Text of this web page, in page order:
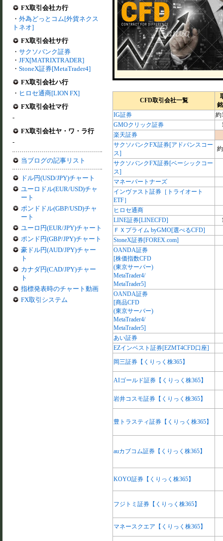
FX取引会社カ行
・ 外為どっとコム[外貨ネクス
トネオ]
FX取引会社サ行
・ サクソバンク証券
・ JFX[MATRIXTRADER]
・ StoneX証券[MetaTrader4]
FX取引会社ハ行
・ ヒロセ通商[LION FX]
FX取引会社マ行
-
FX取引会社ヤ・ワ・ラ行
-
当ブログの記事リスト
ドル円(USD/JPY)チャート
ユーロドル(EUR/USD)チャ
ート
ポンドドル(GBP/USD)チャ
ート
ユーロ円(EUR/JPY)チャート
ポンド円(GBP/JPY)チャート
豪ドル円(AUD/JPY)チャー
ト
カナダ円(CAD/JPY)チャー
ト
指標発表時のチャート動画
FX取引システム
CFD取引会社一覧
IG証券
約
GMOクリック証券
楽天証券
サクソバンクFX証券[アドバンスコー
ス]
サクソバンクFX証券[ベーシックコー
ス]
マネーパートナーズ
インヴァスト証券［トライオート
ETF］
ヒロセ通商
LINE証券[LINECFD]
ＦＸプライム byGMO[選べるCFD]
StoneX証券[FOREX.com]
OANDA証券
[株価指数CFD
(東京サーバー)
MetaTrader4/
MetaTrader5]
OANDA証券
[商品CFD
(東京サーバー)
MetaTrader4/
MetaTrader5]
あい証券
EZインベスト証券[EZMT4CFD口座]
岡三証券【くりっく株365】
AIゴールド証券【くりっく株365】
岩井コスモ証券【くりっく株365】
豊トラスティ証券【くりっく株365】
auカブコム証券【くりっく株365】
KOYO証券【くりっく株365】
フジトミ証券【くりっく株365】
マネースクエア【くりっく株365】